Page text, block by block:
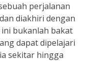
perjalanan
diakhiri dengan
bukanlah bakat
dapat dipelajari
sekitar hingga